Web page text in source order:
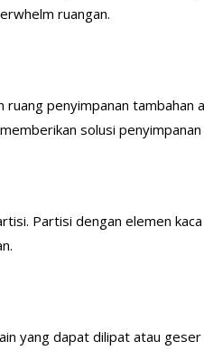
ruangan.
penyimpanan tambahan
solusi
Partisi dengan elemen
yang dapat dilipat atau